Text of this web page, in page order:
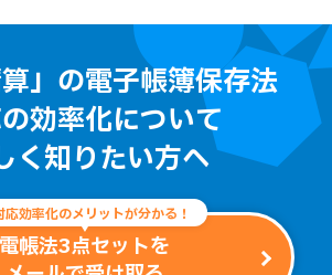
算」の電子帳簿保存法
効率化について
く知りたい方へ
応効率化のメリットが分かる！
電帳法3点セットを